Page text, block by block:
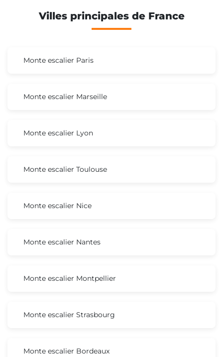
Villes principales de France
Monte escalier Paris
Monte escalier Marseille
Monte escalier Lyon
Monte escalier Toulouse
Monte escalier Nice
Monte escalier Nantes
Monte escalier Montpellier
Monte escalier Strasbourg
Monte escalier Bordeaux